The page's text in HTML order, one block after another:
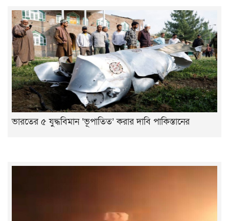
ভারতের ৫ যুদ্ধবিমান ‘ভূপাতিত’ করার দাবি পাকিস্তানের